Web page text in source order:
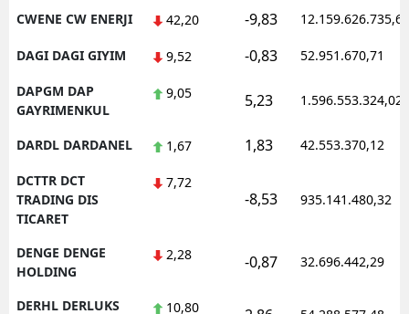
CWENE CW ENERJI 42,20 -9,83 12.159.626.735,62
DAGI DAGI GIYIM 9,52 -0,83 52.951.670,71
DAPGM DAP
GAYRIMENKUL
9,05 5,23 1.596.553.324,02
DARDL DARDANEL 1,67 1,83 42.553.370,12
DCTTR DCT
TRADING DIS
TICARET
7,72
-8,53 935.141.480,32
DENGE DENGE
HOLDING
2,28 -0,87 32.696.442,29
DERHL DERLUKS
10,80